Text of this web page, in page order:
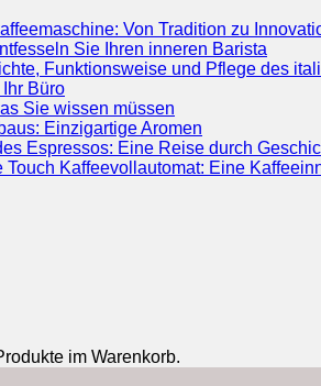
Von Tradition zu
Sie Ihren inneren Barista
Funktionsweise und Pflege des
Büro
Sie wissen müssen
Einzigartige Aromen
Espressos: Eine Reise durch
Touch Kaffeevollautomat: Eine
im Warenkorb.